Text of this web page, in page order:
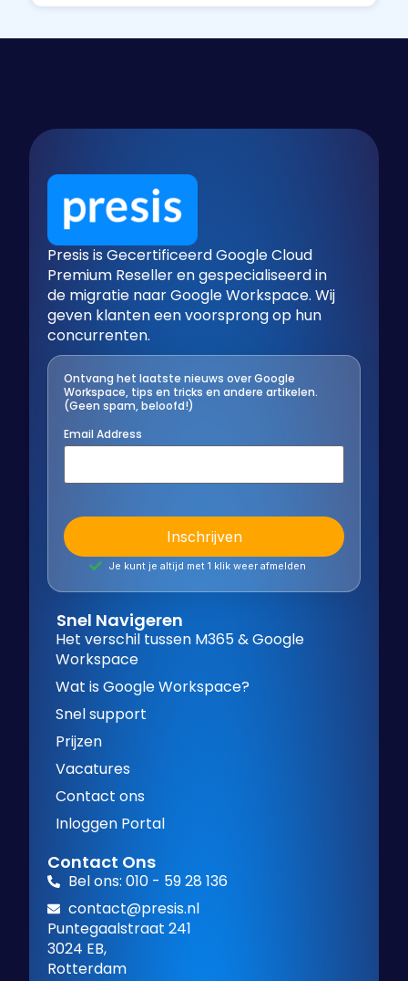
Presis is Gecertificeerd Google Cloud
Premium Reseller en gespecialiseerd in
de migratie naar Google Workspace. Wij
geven klanten een voorsprong op hun
concurrenten.
Ontvang het laatste nieuws over Google
Workspace, tips en tricks en andere artikelen.
(Geen spam, beloofd!)
Email Address
Je kunt je altijd met 1 klik weer afmelden
Snel Navigeren
Het verschil tussen M365 & Google
Workspace
Wat is Google Workspace?
Snel support
Prijzen
Vacatures
Contact ons
Inloggen Portal
Contact Ons
Bel ons: 010 - 59 28 136
contact@presis.nl
Puntegaalstraat 241
3024 EB,
Rotterdam